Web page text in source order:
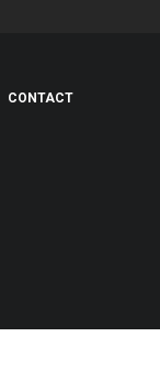
CONTACT